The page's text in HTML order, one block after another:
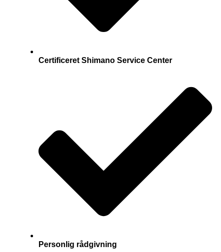
Certificeret Shimano Service Center
Personlig rådgivning